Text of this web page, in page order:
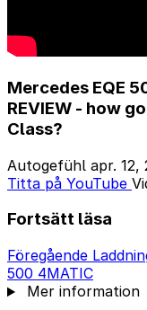
Mercedes EQE
REVIEW - how
Class?
Autogefühl apr. 12,
Titta på YouTube
Fortsätt läsa
Föregående
500 4MATIC
Mer information